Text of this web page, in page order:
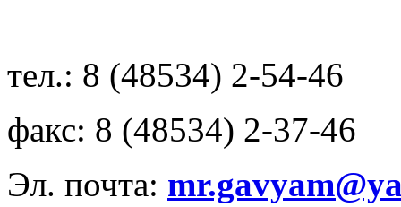
тел.: 8 (48534) 2-54-46
факс: 8 (48534) 2-37-46
Эл. почта: